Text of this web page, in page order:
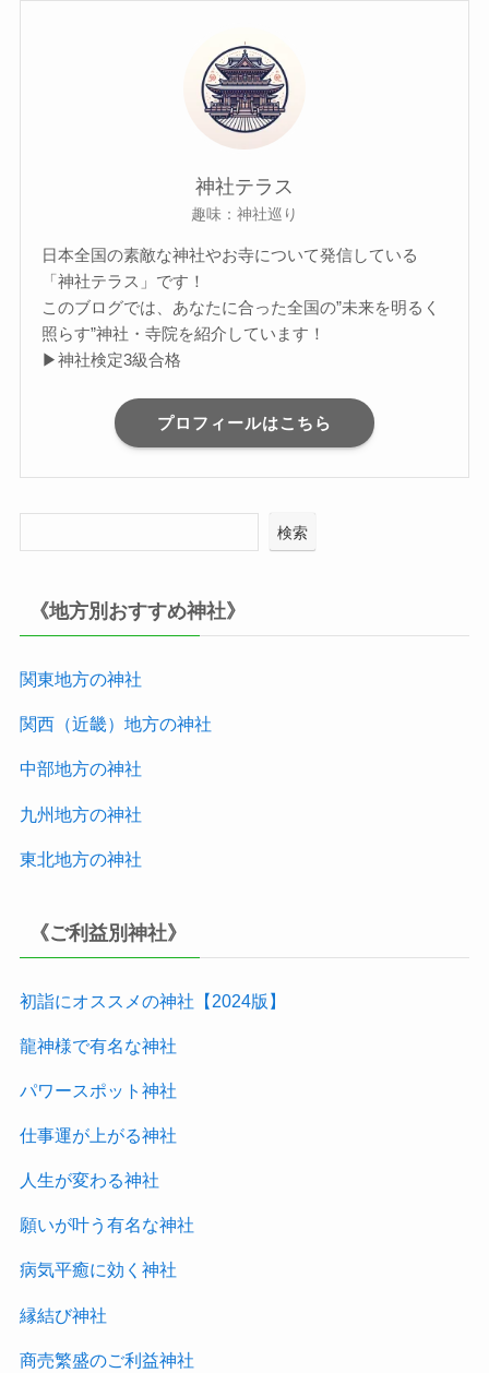
神社テラス
趣味：神社巡り
日本全国の素敵な神社やお寺について発信している
「神社テラス」です！
このブログでは、あなたに合った全国の”未来を明るく
照らす”神社・寺院を紹介しています！
▶神社検定3級合格
プロフィールはこちら
検索
《地方別おすすめ神社》
関東地方の神社
関西（近畿）地方の神社
中部地方の神社
九州地方の神社
東北地方の神社
《ご利益別神社》
初詣にオススメの神社【2024版 】
龍神様で有名な神社
パワースポット神社
仕事運が上がる神社
人生が変わる神社
願いが叶う有名な神社
病気平癒に効く神社
縁結び神社
商売繁盛のご利益神社